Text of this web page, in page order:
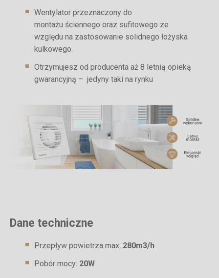
Wentylator przeznaczony do
montażu ściennego oraz sufitowego ze
względu na zastosowanie solidnego łożyska
kulkowego.
Otrzymujesz od producenta aż 8 letnią opieką
gwarancyjną – jedyny taki na rynku
Dane techniczne
Przepływ powietrza max: 280m3/h
Pobór mocy: 20W